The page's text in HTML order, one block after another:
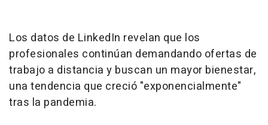
Los datos de LinkedIn revelan que los
profesionales continúan demandando ofertas de
trabajo a distancia y buscan un mayor bienestar,
una tendencia que creció "exponencialmente"
tras la pandemia.